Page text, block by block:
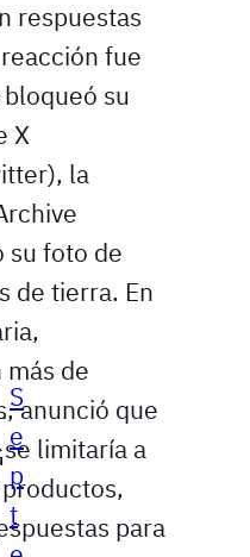
respuestas
fue
su
X
la
su foto de
de tierra. En
más de
anunció que
limitaría a
para
S
e
p
t